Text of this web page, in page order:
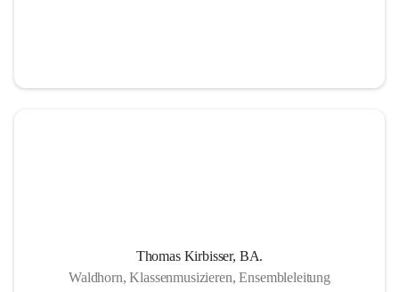
Thomas Kirbisser, BA.
Waldhorn, Klassenmusizieren, Ensembleleitung